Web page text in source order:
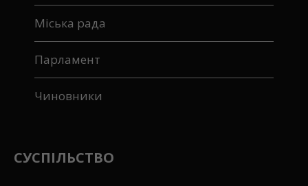
Міська рада
Парламент
Чиновники
СУСПІЛЬСТВО